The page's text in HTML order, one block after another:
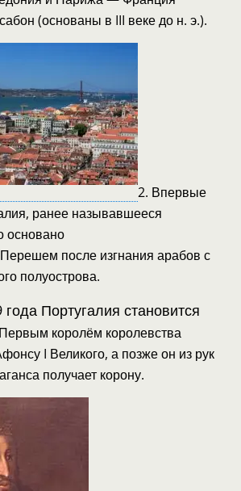
(основаны в III веке до н. э.).
2. Впервые
ранее называвшееся
основано
после изгнания арабов с
полуострова.
Португалия становится
Первым королём королевства
I Великого, а позже он из рук
получает корону.